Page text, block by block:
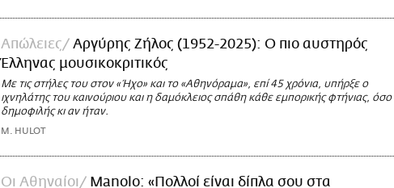
Απώλειες
Αργύρης Ζήλος (1952-2025): O πιο αυστηρός
Έλληνας μουσικοκριτικός
Με τις στήλες του στον «Ήχο» και το «Αθηνόραμα», επί 45 χρόνια, υπήρξε ο
ιχνηλάτης του καινούριου και η δαμόκλειος σπάθη κάθε εμπορικής φτήνιας, όσο
δημοφιλής κι αν ήταν.
M. HULOT
Οι Αθηναίοι
Manolo: «Πολλοί είναι δίπλα σου στα